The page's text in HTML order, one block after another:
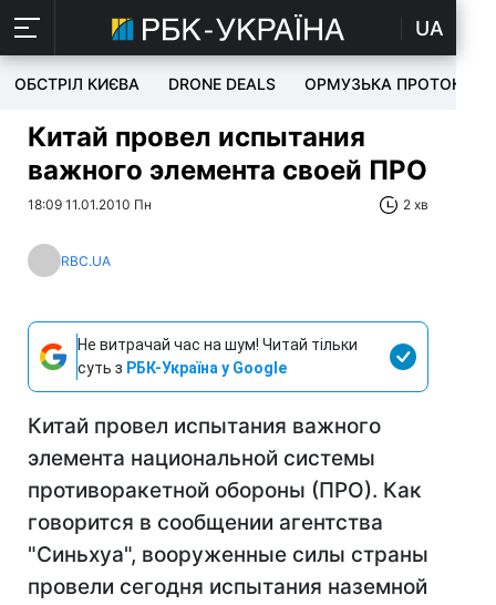
UA
ОБСТРІЛ КИЄВА DRONE DEALS ОРМУЗЬКА ПРОТОКА
Китай провел испытания
важного элемента своей ПРО
18:09 11.01.2010 Пн 2 хв
RBC.UA
Не витрачай час на шум! Читай тільки
суть з РБК-Україна у Google
Китай провел испытания важного
элемента национальной системы
противоракетной обороны (ПРО). Как
говорится в сообщении агентства
"Синьхуа", вооруженные силы страны
провели сегодня испытания наземной